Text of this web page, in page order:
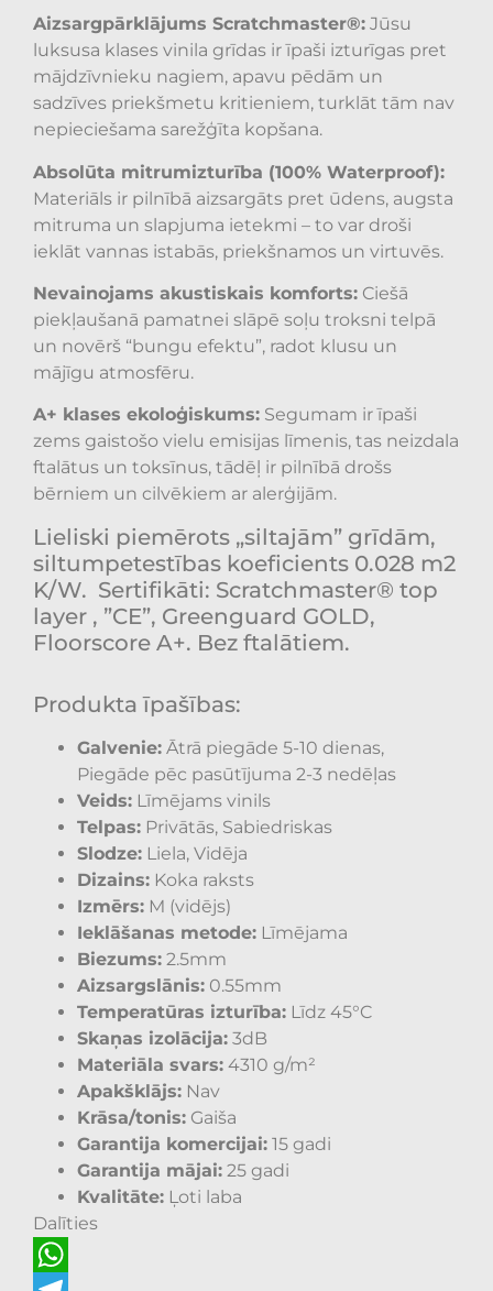
Aizsargpārklājums Scratchmaster®: Jūsu
luksusa klases vinila grīdas ir īpaši izturīgas pret
mājdzīvnieku nagiem, apavu pēdām un
sadzīves priekšmetu kritieniem, turklāt tām nav
nepieciešama sarežģīta kopšana.
Absolūta mitrumizturība (100% Waterproof):
Materiāls ir pilnībā aizsargāts pret ūdens, augsta
mitruma un slapjuma ietekmi – to var droši
ieklāt vannas istabās, priekšnamos un virtuvēs.
Nevainojams akustiskais komforts: Ciešā
piekļaušanā pamatnei slāpē soļu troksni telpā
un novērš “bungu efektu”, radot klusu un
mājīgu atmosfēru.
A+ klases ekoloģiskums: Segumam ir īpaši
zems gaistošo vielu emisijas līmenis, tas neizdala
ftalātus un toksīnus, tādēļ ir pilnībā drošs
bērniem un cilvēkiem ar alerģijām.
Lieliski piemērots „siltajām” grīdām,
siltumpetestības koeficients 0.028 m2
K/W. Sertifikāti: Scratchmaster® top
layer , ”CE”, Greenguard GOLD,
Floorscore A+. Bez ftalātiem.
Produkta īpašības:
Galvenie: Ātrā piegāde 5-10 dienas,
Piegāde pēc pasūtījuma 2-3 nedēļas
Veids: Līmējams vinils
Telpas: Privātās, Sabiedriskas
Slodze: Liela, Vidēja
Dizains: Koka raksts
Izmērs: M (vidējs)
Ieklāšanas metode: Līmējama
Biezums: 2.5mm
Aizsargslānis: 0.55mm
Temperatūras izturība: Līdz 45°C
Skaņas izolācija: 3dB
Materiāla svars: 4310 g/m²
Apakšklājs: Nav
Krāsa/tonis: Gaiša
Garantija komercijai: 15 gadi
Garantija mājai: 25 gadi
Kvalitāte: Ļoti laba
Dalīties